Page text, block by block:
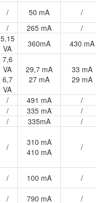
/ 50 mA
/
/ 265 mA
/
5,15
VA
360mA 430 mA
7,6
VA
6,7
VA
29,7 mA
27 mA
33 mA
29 mA
/ 491 mA
/
/ 335 mA
/
/ 335mA /
/
310 mA
410 mA
/
/ 100 mA /
/ 790 mA /